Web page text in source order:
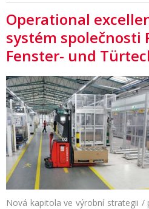
Operational
systém společnosti
Fenster- und
Nová kapitola ve výrobní strategii